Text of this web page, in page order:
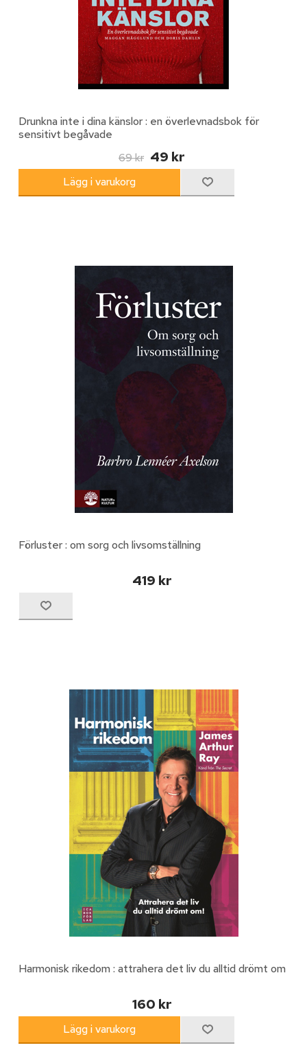
Drunkna inte i dina känslor : en överlevnadsbok för
sensitivt begåvade
69 kr 49 kr
Förluster : om sorg och livsomställning
419 kr
Harmonisk rikedom : attrahera det liv du alltid drömt om
160 kr